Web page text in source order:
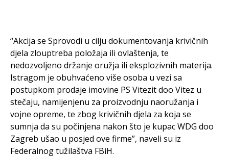
“Akcija se Sprovodi u cilju dokumentovanja krivičnih
djela zlouptreba položaja ili ovlaštenja, te
nedozvoljeno držanje oružja ili eksplozivnih materija.
Istragom je obuhvaćeno više osoba u vezi sa
postupkom prodaje imovine PS Vitezit doo Vitez u
stečaju, namijenjenu za proizvodnju naoružanja i
vojne opreme, te zbog krivičnih djela za koja se
sumnja da su počinjena nakon što je kupac WDG doo
Zagreb ušao u posjed ove firme”, naveli su iz
Federalnog tužilaštva FBiH.